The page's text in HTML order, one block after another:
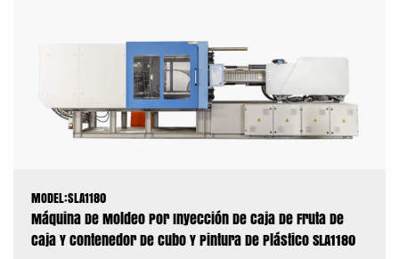
MODEL:SLA1180
Máquina De Moldeo Por Inyección De Caja De Fruta De
Caja Y Contenedor De Cubo Y Pintura De Plástico SLA1180